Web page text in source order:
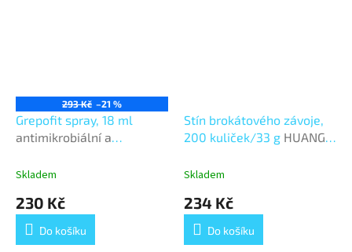
293 Kč –21 %
Grepofit spray, 18 ml
antimikrobiální a
Skladem
230 Kč
Do košíku
Stín brokátového závoje,
200 kuliček/33 g HUANG
Skladem
234 Kč
Do košíku